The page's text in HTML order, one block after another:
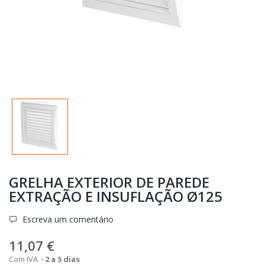
GRELHA EXTERIOR DE PAREDE
EXTRAÇÃO E INSUFLAÇÃO Ø125
Escreva um comentário
11,07 €
Com IVA 2 a 5 dias